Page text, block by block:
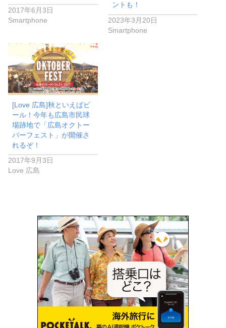
2017年6月3日
Smartphone
ントも！
2023年3月20日
Smartphone
[Love 広島]秋といえばビ
ール！今年も広島市民球
場跡地で「広島オクトー
バーフェスト」が開催さ
れるぞ！
2017年9月3日
Love 広島